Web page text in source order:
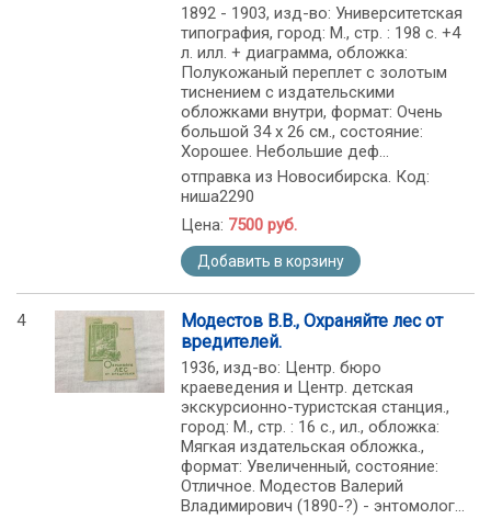
1892 - 1903, изд-во: Университетская
типография, город: М., стр. : 198 с. +4
л. илл. + диаграмма, обложка:
Полукожаный переплет с золотым
тиснением с издательскими
обложками внутри, формат: Очень
большой 34 х 26 см., состояние:
Хорошее. Небольшие деф...
отправка из Новосибирска. Код:
ниша2290
Цена: 7500 руб.
Добавить в корзину
4
Модестов В.В., Охраняйте лес от
вредителей.
1936, изд-во: Центр. бюро
краеведения и Центр. детская
экскурсионно-туристская станция.,
город: М., стр. : 16 с., ил., обложка:
Мягкая издательская обложка.,
формат: Увеличенный, состояние:
Отличное. Модестов Валерий
Владимирович (1890-?) - энтомолог...